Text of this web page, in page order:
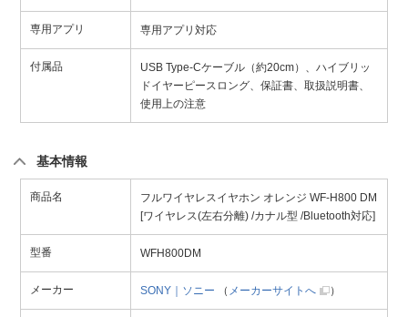
専用アプリ 専用アプリ対応
付属品
USB Type-Cケーブル（約20cm）、ハイブリッ
ドイヤーピースロング、保証書、取扱説明書、
使用上の注意
基本情報
商品名
フルワイヤレスイヤホン オレンジ WF-H800 DM
[ワイヤレス(左右分離) /カナル型 /Bluetooth対応]
型番 WFH800DM
メーカー SONY｜ソニー （ メーカーサイトへ ）